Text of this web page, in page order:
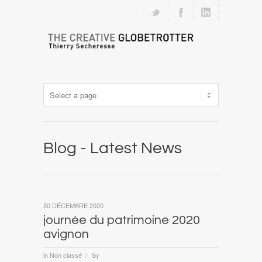
Blog - Latest News
journée du patrimoine 2020
avignon
in Non classé / by
30 DÉCEMBRE 2020